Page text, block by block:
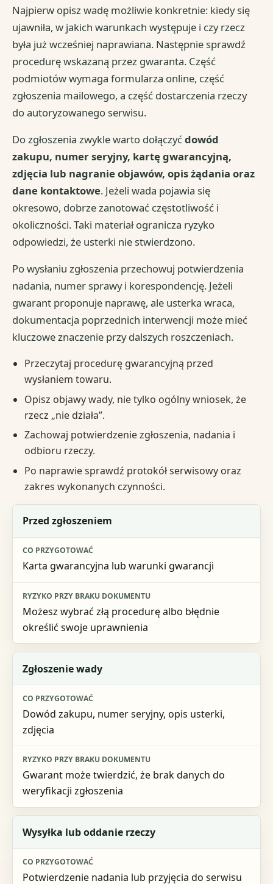
Najpierw opisz wadę możliwie konkretnie: kiedy się
ujawniła, w jakich warunkach występuje i czy rzecz
była już wcześniej naprawiana. Następnie sprawdź
procedurę wskazaną przez gwaranta. Część
podmiotów wymaga formularza online, część
zgłoszenia mailowego, a część dostarczenia rzeczy
do autoryzowanego serwisu.
Do zgłoszenia zwykle warto dołączyćdowód
zakupu, numer seryjny, kartę gwarancyjną,
zdjęcia lub nagranie objawów, opis żądania oraz
dane kontaktowe. Jeżeli wada pojawia się
okresowo, dobrze zanotować częstotliwość i
okoliczności. Taki materiał ogranicza ryzyko
odpowiedzi, że usterki nie stwierdzono.
Po wysłaniu zgłoszenia przechowuj potwierdzenia
nadania, numer sprawy i korespondencję. Jeżeli
gwarant proponuje naprawę, ale usterka wraca,
dokumentacja poprzednich interwencji może mieć
kluczowe znaczenie przy dalszych roszczeniach.
Przeczytaj procedurę gwarancyjną przed
wysłaniem towaru.
Opisz objawy wady, nie tylko ogólny wniosek, że
rzecz „nie działa”.
Zachowaj potwierdzenie zgłoszenia, nadania i
odbioru rzeczy.
Po naprawie sprawdź protokół serwisowy oraz
zakres wykonanych czynności.
Etap
Co przygotować
Ryzyko przy braku dokumentu
Przed zgłoszeniem
Karta gwarancyjna lub warunki gwarancji
Możesz wybrać złą procedurę albo błędnie
określić swoje uprawnienia
Zgłoszenie wady
Dowód zakupu, numer seryjny, opis usterki,
zdjęcia
Gwarant może twierdzić, że brak danych do
weryfikacji zgłoszenia
Wysyłka lub oddanie rzeczy
Potwierdzenie nadania lub przyjęcia do serwisu